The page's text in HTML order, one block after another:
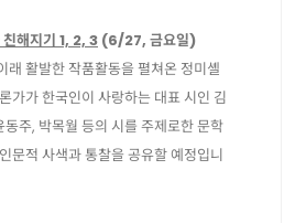
해지기 1, 2, 3 (6/27, 금요일)
래 활발한 작품활동을 펼쳐온 정미셸
가가 한국인이 사랑하는 대표 시인 김
동주, 박목월 등의 시를 주제로한 문학
문적 사색과 통찰을 공유할 예정입니